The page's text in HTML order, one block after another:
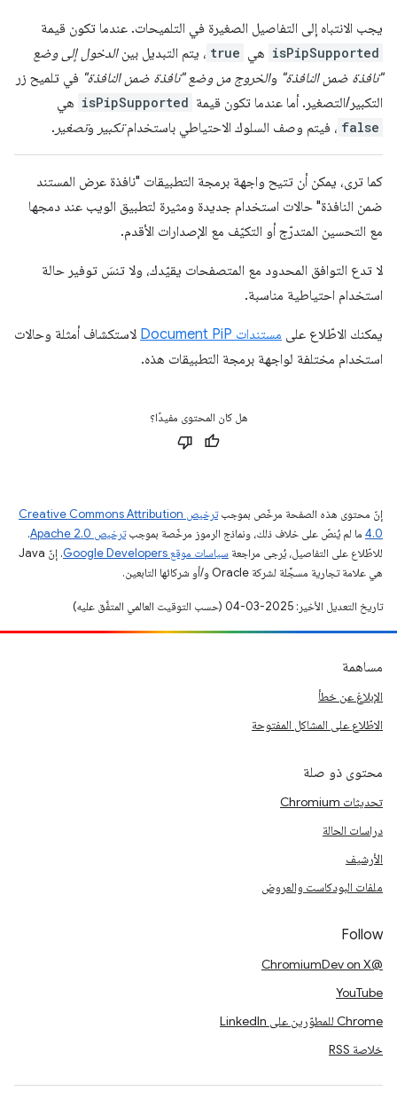
يجب الانتباه إلى التفاصيل الصغيرة في التلميحات. عندما تكون قيمة
isPipSupported هي true ، يتم التبديل بينالدخول إلى وضع
"نافذة ضمن النافذة" والخروج من وضع "نافذة ضمن النافذة" في تلميح زر
التكبير/التصغير. أما عندما تكون قيمة isPipSupported هي
false ، فيتم وصف السلوك الاحتياطي باستخدامتكبير وتصغير .
كما ترى، يمكن أن تتيح واجهة برمجة التطبيقات "نافذة عرض المستند
ضمن النافذة" حالات استخدام جديدة ومثيرة لتطبيق الويب عند دمجها
مع التحسين المتدرّج أو التكيّف مع الإصدارات الأقدم.
لا تدع التوافق المحدود مع المتصفحات يقيّدك، ولا تنسَ توفير حالة
استخدام احتياطية مناسبة.
يمكنك الاطّلاع على مستندات Document PiP
لاستكشاف أمثلة وحالات
استخدام مختلفة لواجهة برمجة التطبيقات هذه.
هل كان المحتوى مفيدًا؟
إنّ محتوى هذه الصفحة مرخّص بموجب
ترخيص Creative Commons Attribution
4.0‏ ما لم يُنصّ على خلاف ذلك، ونماذج الرموز مرخّصة بموجبترخيص Apache 2.0‏
.
للاطّلاع على التفاصيل، يُرجى مراجعة سياسات موقع Google Developers‏
. إنّ Java
هي علامة تجارية مسجَّلة لشركة Oracle و/أو شركائها التابعين.
تاريخ التعديل الأخير: 2025-03-04 (حسب التوقيت العالمي المتفَّق عليه)
مساهمة
الإبلاغ عن خطأ
الاطّلاع على المشاكل المفتوحة
محتوى ذو صلة
تحديثات Chromium
دراسات الحالة
الأرشيف
ملفات البودكاست والعروض
Follow
@ChromiumDev on X
YouTube
Chrome للمطوّرين على LinkedIn
خلاصة RSS